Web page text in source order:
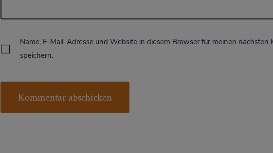
Name, E-Mail-Adresse und Website in diesem Browser für meinen nächsten
speichern.